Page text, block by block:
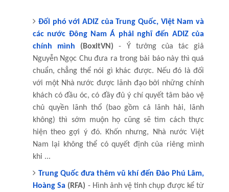
Đối phó với ADIZ của Trung Quốc, Việt Nam và
các nước Đông Nam Á phải nghĩ đến ADIZ của
chính mình (BoxitVN)- Ý tưởng của tác giả
Nguyễn Ngọc Chu đưa ra trong bài báo này thì quá
chuẩn, chẳng thể nói gì khác được. Nếu đó là đối
với một Nhà nước được lãnh đạo bởi những chính
khách có đầu óc, có đầy đủ ý chí quyết tâm bảo vệ
chủ quyền lãnh thổ (bao gồm cả lãnh hải, lãnh
không) thì sớm muộn họ cũng sẽ tìm cách thực
hiện theo gợi ý đó. Khốn nhưng, Nhà nước Việt
Nam lại không thể có quyết định của riêng mình
khi ...
Trung Quốc đưa thêm vũ khí đến Đảo Phú Lâm,
Hoàng Sa (RFA) - Hình ảnh vệ tinh chụp được kể từ